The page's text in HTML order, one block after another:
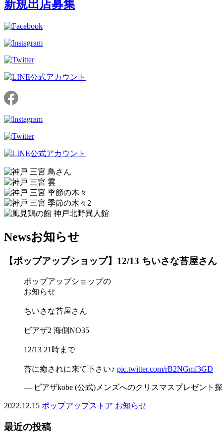
新規出店募集
Newsお知らせ
【ポップアップショップ】12/13 ちいさな苔屋さん
ポップアップショップの
お知らせ
ちいさな苔屋さん
ピアザ2 海側NO35
12/13 21時まで
苔に癒されに来て下さい♪ pic.twitter.com/rB2NGmf3GD
— ピアザkobe (公式)メンズへのクリスマスプレゼント
2022.12.15 ポップアップストア お知らせ
最近の投稿